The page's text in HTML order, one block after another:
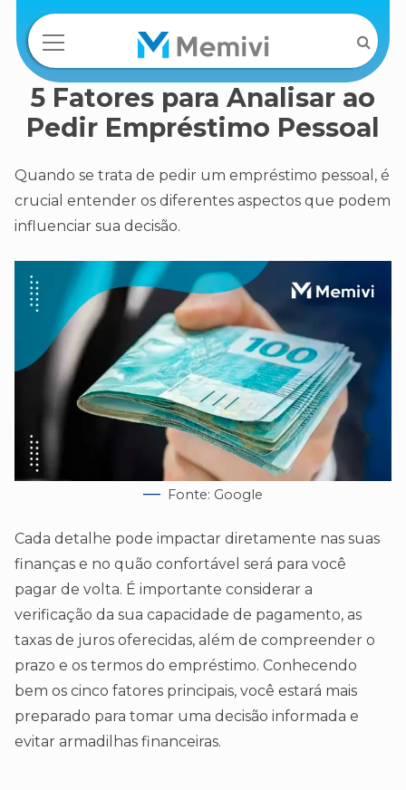
5 Fatores para Analisar ao
Pedir Empréstimo Pessoal
Quando se trata de pedir um empréstimo pessoal, é
crucial entender os diferentes aspectos que podem
influenciar sua decisão.
Fonte: Google
Cada detalhe pode impactar diretamente nas suas
finanças e no quão confortável será para você
pagar de volta. É importante considerar a
verificação da sua capacidade de pagamento, as
taxas de juros oferecidas, além de compreender o
prazo e os termos do empréstimo. Conhecendo
bem os cinco fatores principais, você estará mais
preparado para tomar uma decisão informada e
evitar armadilhas financeiras.